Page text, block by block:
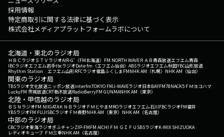
採用情報
特定商取引に関する法律に基づく表示
株式会社メディアプラットフォームラボについて
北海道・東北のラジオ局
ＨＢＣラジオＳＴＶラジオAIR-G'（FM北海道） FM NORTH WAVEＲＡＢ青森放送エフエム青森
IBCラジオエフエム岩手tbcラジオDate fm（エフエム仙台） ABSラジオエフエム秋田YBC山形放送
Rhythm Station エフエム山形RFCラジオ福島ふくしまFMNHK AM（札幌） NHK AM（仙台）
関東のラジオ局
TBSラジオ文化放送ニッポン放送interfmTOKYO FMJ-WAVEラジオ日本BAYFM78NACK5 ＦＭヨコハマ
LuckyFM 茨城放送CRT栃木放送RadioBerryFM GUNMANHK AM（東京）
北陸・甲信越のラジオ局
ＢＳＮラジオFM NIIGATAＫＮＢラジオ ＦＭとやまMROラジオエフエム石川FBCラジオFM福井
YBSラジオFM FUJISBCラジオ ＦＭ長野NHK AM（東京） NHK AM（名古屋）
中部のラジオ局
CBCラジオ東海ラジオぎふチャンZIP-FMFM AICHI ＦＭ ＧＩＦＵ SBSラジオK-MIX SHIZUOKA
レディオキューブ ＦＭ三重NHK AM（名古屋）